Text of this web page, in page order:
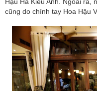
cũng do chính tay Hoa Hậu